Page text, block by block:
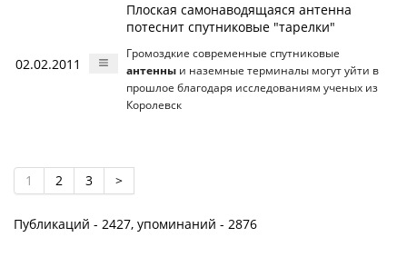
02.02.2011
Плоская самонаводящаяся антенна
потеснит спутниковые "тарелки"
Громоздкие современные спутниковые
антенны и наземные терминалы могут уйти в
прошлое благодаря исследованиям ученых из
Королевск
1 2 3 >
Публикаций - 2427, упоминаний - 2876